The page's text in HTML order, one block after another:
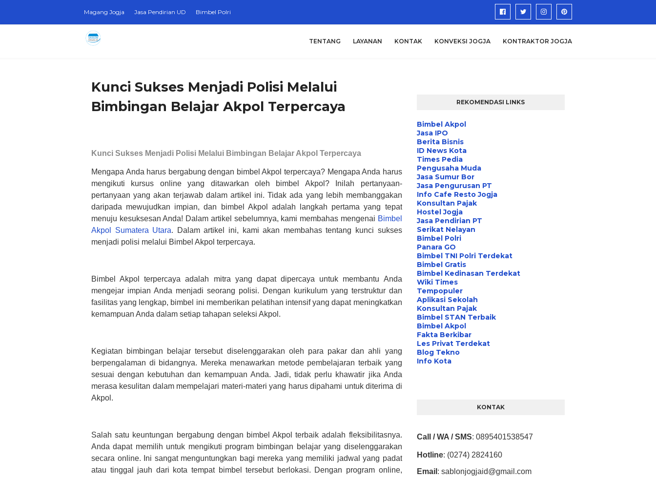
Magang Jogja Jasa Pendirian UD Bimbel Polri
TENTANG LAYANAN KONTAK KONVEKSI JOGJA KONTRAKTOR JOGJA
Kunci Sukses Menjadi Polisi Melalui
Bimbingan Belajar Akpol Terpercaya
Kunci Sukses Menjadi Polisi Melalui Bimbingan Belajar Akpol Terpercaya
Mengapa Anda harus bergabung dengan bimbel Akpol terpercaya? Mengapa Anda harus
mengikuti kursus online yang ditawarkan oleh bimbel Akpol? Inilah pertanyaan-
pertanyaan yang akan terjawab dalam artikel ini. Tidak ada yang lebih membanggakan
daripada mewujudkan impian, dan bimbel Akpol adalah langkah pertama yang tepat
menuju kesuksesan Anda! Dalam artikel sebelumnya, kami membahas mengenai Bimbel
Akpol Sumatera Utara. Dalam artikel ini, kami akan membahas tentang kunci sukses
menjadi polisi melalui Bimbel Akpol terpercaya.
Bimbel Akpol terpercaya adalah mitra yang dapat dipercaya untuk membantu Anda
mengejar impian Anda menjadi seorang polisi. Dengan kurikulum yang terstruktur dan
fasilitas yang lengkap, bimbel ini memberikan pelatihan intensif yang dapat meningkatkan
kemampuan Anda dalam setiap tahapan seleksi Akpol.
Kegiatan bimbingan belajar tersebut diselenggarakan oleh para pakar dan ahli yang
berpengalaman di bidangnya. Mereka menawarkan metode pembelajaran terbaik yang
sesuai dengan kebutuhan dan kemampuan Anda. Jadi, tidak perlu khawatir jika Anda
merasa kesulitan dalam mempelajari materi-materi yang harus dipahami untuk diterima di
Akpol.
Salah satu keuntungan bergabung dengan bimbel Akpol terbaik adalah fleksibilitasnya.
Anda dapat memilih untuk mengikuti program bimbingan belajar yang diselenggarakan
secara online. Ini sangat menguntungkan bagi mereka yang memiliki jadwal yang padat
atau tinggal jauh dari kota tempat bimbel tersebut berlokasi. Dengan program online,
REKOMENDASI LINKS
Bimbel Akpol
Jasa IPO
Berita Bisnis
ID News Kota
Times Pedia
Pengusaha Muda
Jasa Sumur Bor
Jasa Pengurusan PT
Info Cafe Resto Jogja
Konsultan Pajak
Hostel Jogja
Jasa Pendirian PT
Serikat Nelayan
Bimbel Polri
Panara GO
Bimbel TNI Polri Terdekat
Bimbel Gratis
Bimbel Kedinasan Terdekat
Wiki Times
Tempopuler
Aplikasi Sekolah
Konsultan Pajak
Bimbel STAN Terbaik
Bimbel Akpol
Fakta Berkibar
Les Privat Terdekat
Blog Tekno
Info Kota
KONTAK
Call / WA / SMS: 0895401538547
Hotline: (0274) 2824160
Email : sablonjogjaid@gmail.com